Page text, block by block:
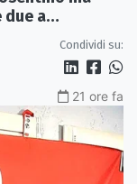
due a
Condividi su:
21 ore fa